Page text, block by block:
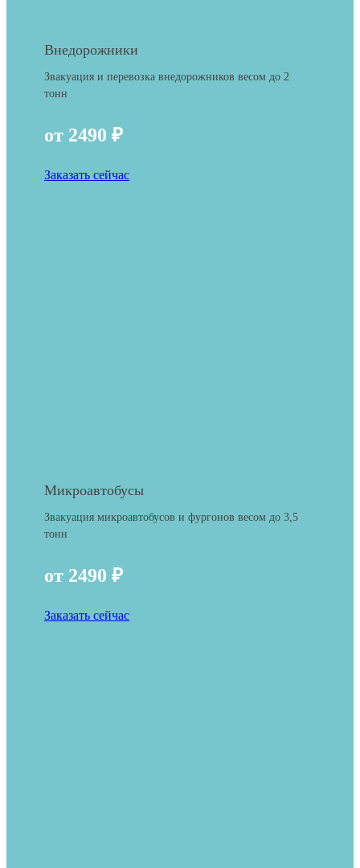
Внедорожники
Звакуация и перевозка внедорожников весом до 2
тонн
от 2490 ₽
Заказать сейчас
Микроавтобусы
Звакуация микроавтобусов и фургонов весом до 3,5
тонн
от 2490 ₽
Заказать сейчас